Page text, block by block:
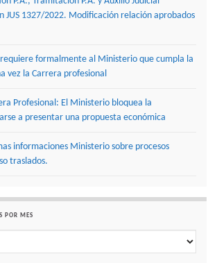
JUS 1327/2022. Modificación relación aprobados
requiere formalmente al Ministerio que cumpla la
vez la Carrera profesional
Profesional: El Ministerio bloquea la
a presentar una propuesta económica
informaciones Ministerio sobre procesos
traslados.
POR MES
mes